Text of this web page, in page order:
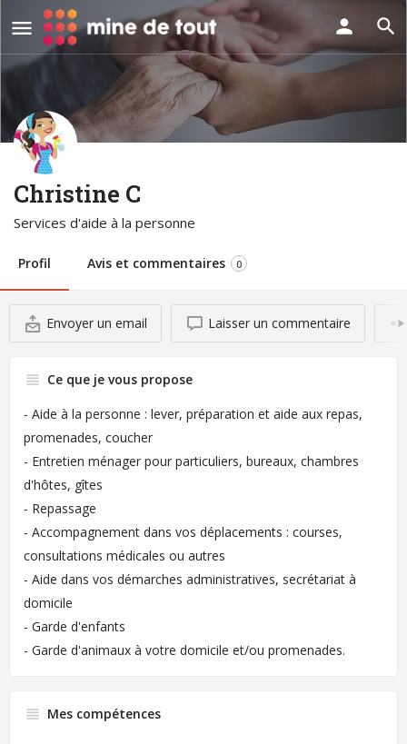
Christine C
Services d'aide à la personne
Profil Avis et commentaires 0
Envoyer un email Laisser un commentaire
Ce que je vous propose
- Aide à la personne : lever, préparation et aide aux repas,
promenades, coucher
- Entretien ménager pour particuliers, bureaux, chambres
d'hôtes, gîtes
- Repassage
- Accompagnement dans vos déplacements : courses,
consultations médicales ou autres
- Aide dans vos démarches administratives, secrétariat à
domicile
- Garde d'enfants
- Garde d'animaux à votre domicile et/ou promenades.
Mes compétences